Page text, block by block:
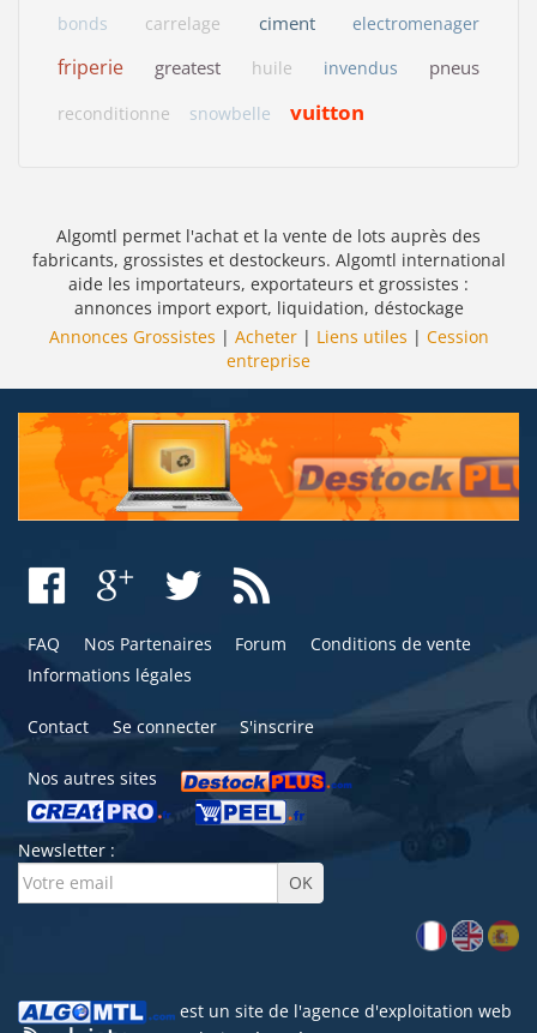
bonds carrelage ciment electromenager
friperie greatest huile invendus pneus
reconditionne snowbelle vuitton
Algomtl permet l'achat et la vente de lots auprès des
fabricants, grossistes et destockeurs. Algomtl international
aide les importateurs, exportateurs et grossistes :
annonces import export, liquidation, déstockage
Annonces Grossistes | Acheter| Liens utiles | Cession
entreprise
FAQ Nos Partenaires Forum
Conditions de vente
Informations légales
Contact Se connecter S'inscrire
Nos autres sites
Newsletter :
est un site de l'agence d'exploitation web